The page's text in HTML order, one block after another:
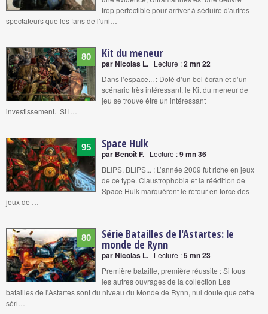
trop perfectible pour arriver à séduire d'autres
spectateurs que les fans de l'uni…
80 Kit du meneur
par Nicolas L. | Lecture :2 mn 22
Dans l’espace... : Doté d’un bel écran et d’un
scénario très intéressant, le Kit du meneur de
jeu se trouve être un intéressant
investissement. Si l…
95 Space Hulk
par Benoît F. | Lecture :9 mn 36
BLIPS, BLIPS... : L’année 2009 fut riche en jeux
de ce type. Claustrophobia et la réédition de
Space Hulk marquèrent le retour en force des
jeux de …
80 Série Batailles de l'Astartes: le
monde de Rynn
par Nicolas L. | Lecture :5 mn 23
Première bataille, première réussite : Si tous
les autres ouvrages de la collection Les
batailles de l'Astartes sont du niveau du Monde de Rynn, nul doute que cette
séri…